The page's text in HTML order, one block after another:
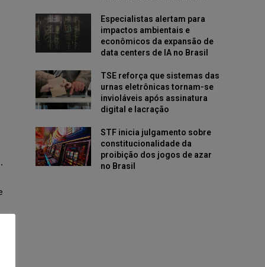
Especialistas alertam para
impactos ambientais e
econômicos da expansão de
data centers de IA no Brasil
TSE reforça que sistemas das
urnas eletrônicas tornam-se
invioláveis após assinatura
digital e lacração
STF inicia julgamento sobre
constitucionalidade da
proibição dos jogos de azar
no Brasil